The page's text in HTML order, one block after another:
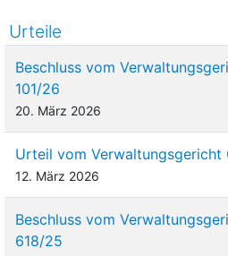
Urteile
Beschluss vom
101/26
20. März 2026
Urteil vom
12. März 2026
Beschluss vom
618/25